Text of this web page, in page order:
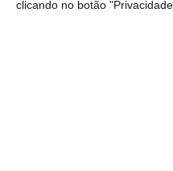
clicando no botão
duplicou o valor da